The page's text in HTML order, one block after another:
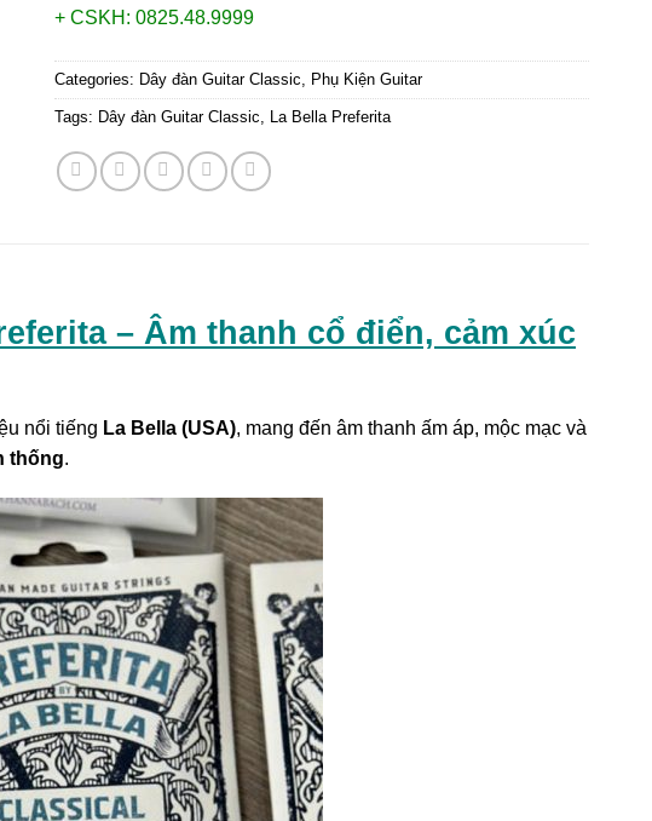
+ CSKH: 0825.48.9999
Categories: Dây đàn Guitar Classic, Phụ Kiện Guitar
Tags: Dây đàn Guitar Classic, La Bella Preferita
– Âm thanh cổ điển, cảm xúc
nổi tiếng La Bella (USA), mang đến âm thanh ấm áp, mộc mạc và
thống.